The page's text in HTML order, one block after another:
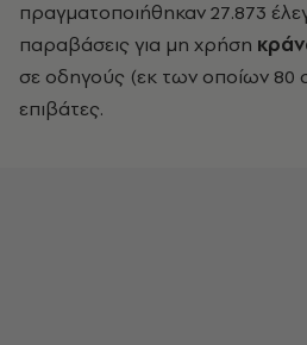
πραγματοποιήθηκαν 27.873
παραβάσεις για μη χρήση
σε οδηγούς (εκ των οποίων 80
επιβάτες.